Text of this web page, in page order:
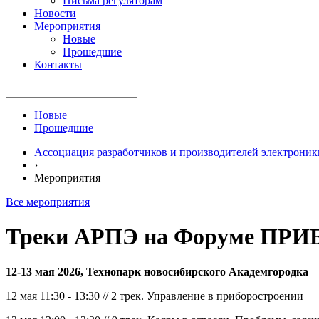
Новости
Мероприятия
Новые
Прошедшие
Контакты
Новые
Прошедшие
Ассоциация разработчиков и производителей
›
Мероприятия
Все мероприятия
Треки АРПЭ на Форуме
12-13 мая 2026, Технопарк новосибирского Академгородка
12 мая 11:30 - 13:30 // 2 трек. Управление в приборостроении